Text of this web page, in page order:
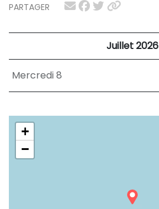
PARTAGER
Juillet 2026
Mercredi 8
+
−